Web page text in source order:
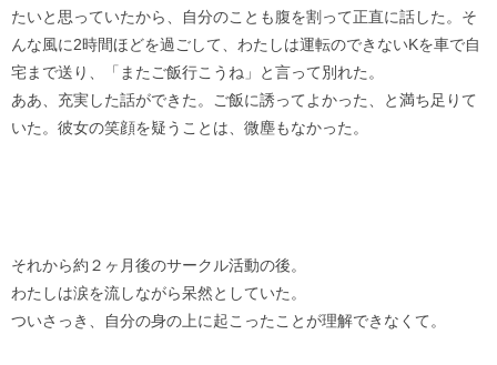
たいと思っていたから、自分のことも腹を割って正直に話した。そ
んな風に2時間ほどを過ごして、わたしは運転のできないKを車で自
宅まで送り、「またご飯行こうね」と言って別れた。
ああ、充実した話ができた。ご飯に誘ってよかった、と満ち足りて
いた。彼女の笑顔を疑うことは、微塵もなかった。
それから約２ヶ月後のサークル活動の後。
わたしは涙を流しながら呆然としていた。
ついさっき、自分の身の上に起こったことが理解できなくて。